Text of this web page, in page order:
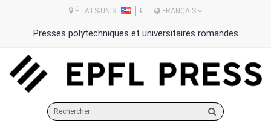
ÉTATS-UNIS € FRANÇAIS
Presses polytechniques et universitaires romandes
sur